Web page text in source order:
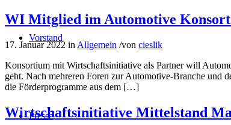
Vorstand
Presse
WI Mitglied im Automotive
17. Januar 2022 in Allgemein /von cieslik
Konsortium mit Wirtschaftsinitiative als Partner will
geht. Nach mehreren Foren zur Automotive-Branche und
die Förderprogramme aus dem […]
Wirtschaftsinitiative Mittelstand